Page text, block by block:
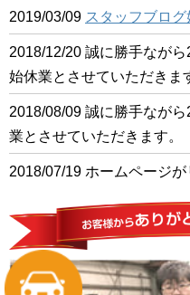
2019/03/09 スタッフブログ
2018/12/20 誠に勝手なが
始休業とさせていただきま
2018/08/09 誠に勝手なが
業とさせていただきます。
2018/07/19 ホームページ